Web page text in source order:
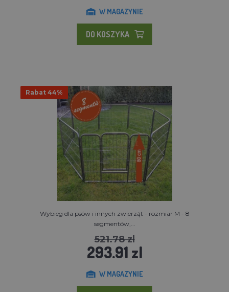
W MAGAZYNIE
DO KOSZYKA
Rabat 44%
Wybieg dla psów i innych zwierząt - rozmiar M - 8
segmentów,...
521.78 zl
293.91 zl
W MAGAZYNIE